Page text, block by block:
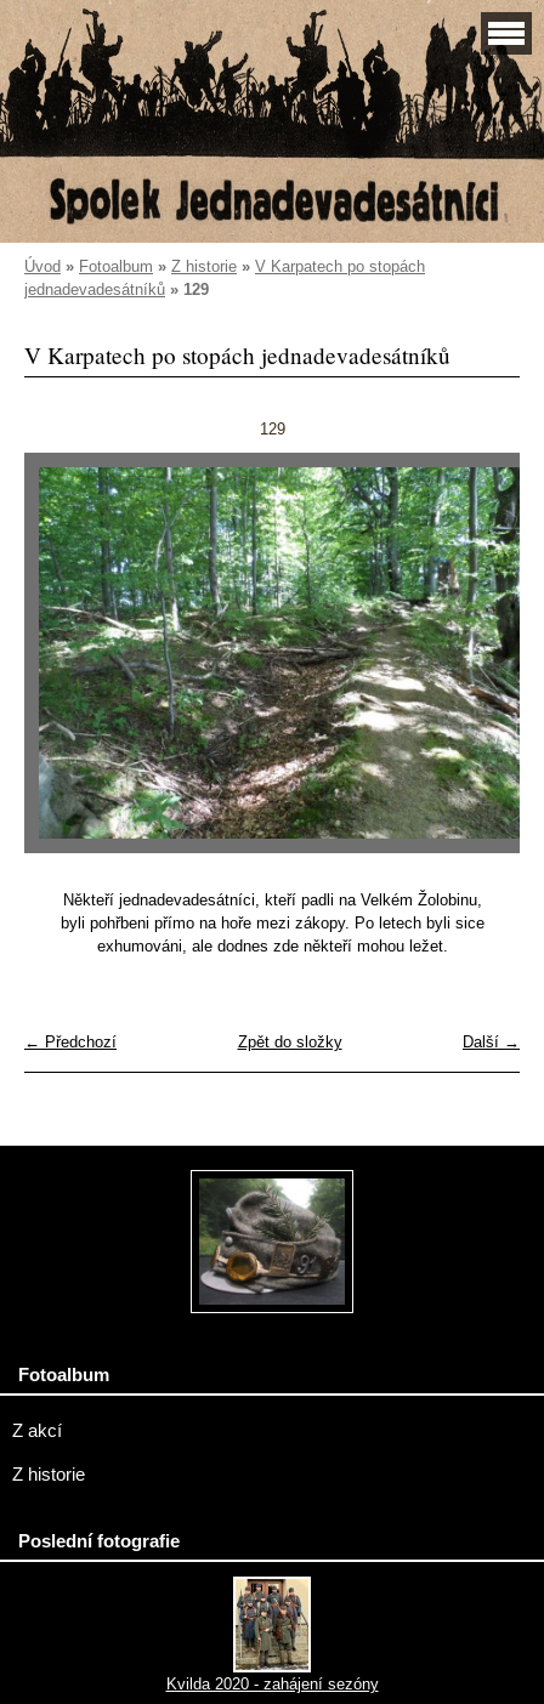
Úvod » Fotoalbum » Z historie » V Karpatech po stopách
jednadevadesátníků » 129
V Karpatech po stopách jednadevadesátníků
129
Někteří jednadevadesátníci, kteří padli na Velkém Žolobinu,
byli pohřbeni přímo na hoře mezi zákopy. Po letech byli sice
exhumováni, ale dodnes zde někteří mohou ležet.
← Předchozí Další →
Zpět do složky
Fotoalbum
Z akcí
Z historie
Poslední fotografie
Kvilda 2020 - zahájení sezóny